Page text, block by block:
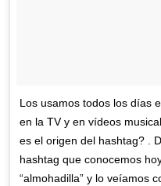
Los usamos todos los días
en la TV y en vídeos
es el origen del hashtag? .
hashtag que conocemos
“almohadilla” y lo veíamos